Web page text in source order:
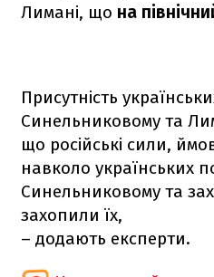
Лимані, що на
Присутність
Синельниковому та
що російські сили,
навколо українських
Синельниковому та
захопили їх,
– додають експерти.